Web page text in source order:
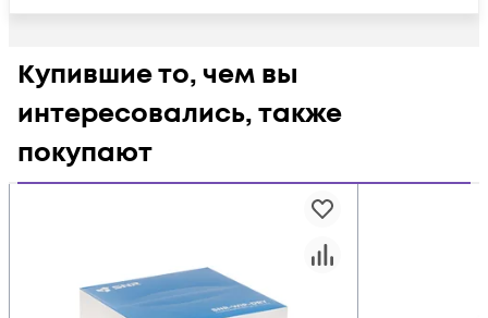
Купившие то, чем вы
интересовались, также
покупают